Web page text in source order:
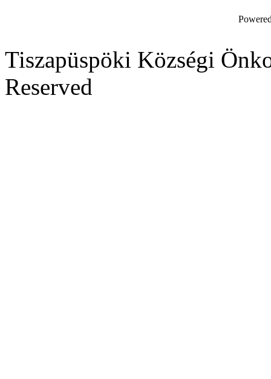
Tiszapüspöki Községi
Reserved